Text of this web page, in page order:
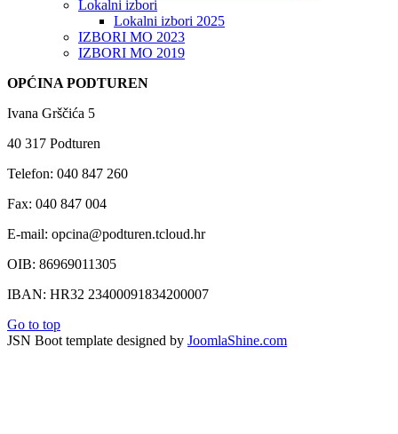
Lokalni izbori
Lokalni izbori 2025
IZBORI MO 2023
IZBORI MO 2019
OPĆINA PODTUREN
Ivana Grščića 5
40 317 Podturen
Telefon: 040 847 260
Fax: 040 847 004
E-mail: opcina@podturen.tcloud.hr
OIB: 86969011305
IBAN: HR32 23400091834200007
Go to top
JSN Boot template designed by JoomlaShine.com